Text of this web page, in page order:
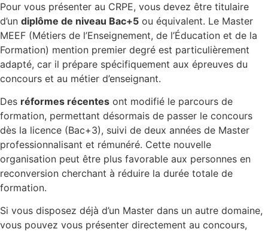
Pour vous présenter au CRPE, vous devez être titulaire
d’un diplôme de niveau Bac+5 ou équivalent. Le Master
MEEF (Métiers de l’Enseignement, de l’Éducation et de la
Formation) mention premier degré est particulièrement
adapté, car il prépare spécifiquement aux épreuves du
concours et au métier d’enseignant.
Des réformes récentes ont modifié le parcours de
formation, permettant désormais de passer le concours
dès la licence (Bac+3), suivi de deux années de Master
professionnalisant et rémunéré. Cette nouvelle
organisation peut être plus favorable aux personnes en
reconversion cherchant à réduire la durée totale de
formation.
Si vous disposez déjà d’un Master dans un autre domaine,
vous pouvez vous présenter directement au concours,